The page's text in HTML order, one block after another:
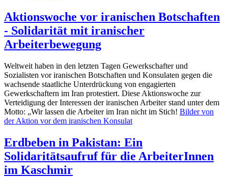
Aktionswoche vor iranischen Botschaften
- Solidarität mit iranischer
Arbeiterbewegung
Weltweit haben in den letzten Tagen Gewerkschafter und
Sozialisten vor iranischen Botschaften und Konsulaten gegen die
wachsende staatliche Unterdrückung von engagierten
Gewerkschaftern im Iran protestiert. Diese Aktionswoche zur
Verteidigung der Interessen der iranischen Arbeiter stand unter dem
Motto: „Wir lassen die Arbeiter im Iran nicht im Stich! Bilder von
der Aktion vor dem iranischen Konsulat
Erdbeben in Pakistan: Ein
Solidaritätsaufruf für die ArbeiterInnen
im Kaschmir